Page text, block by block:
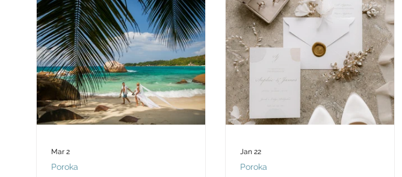
Poroka Turizem in doživetja Najbolj brano
Poroka
Mar 2
Poroka
Jan 22